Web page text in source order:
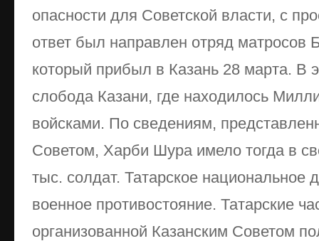
опасности для Советской власти, с
ответ был направлен отряд матросов
который прибыл в Казань 28 марта. В
слобода Казани, где находилось
войсками. По сведениям,
Советом, Харби Шура имело тогда в
тыс. солдат. Татарское национальное
военное противостояние. Татарские
организованной Казанским Советом